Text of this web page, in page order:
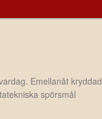
Emellanåt
spörsmål